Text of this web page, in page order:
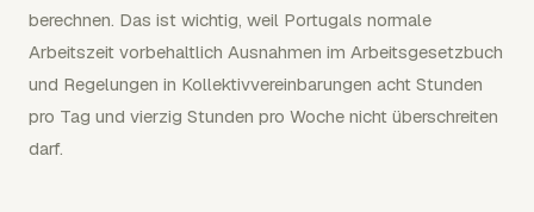
berechnen. Das ist wichtig, weil Portugals normale
Arbeitszeit vorbehaltlich Ausnahmen im Arbeitsgesetzbuch
und Regelungen in Kollektivvereinbarungen acht Stunden
pro Tag und vierzig Stunden pro Woche nicht überschreiten
darf.